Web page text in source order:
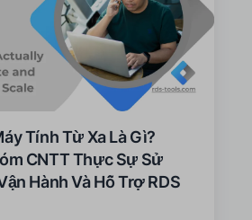
Tính Từ Xa Là Gì?
CNTT Thực Sự Sử
Hành Và Hỗ Trợ RDS